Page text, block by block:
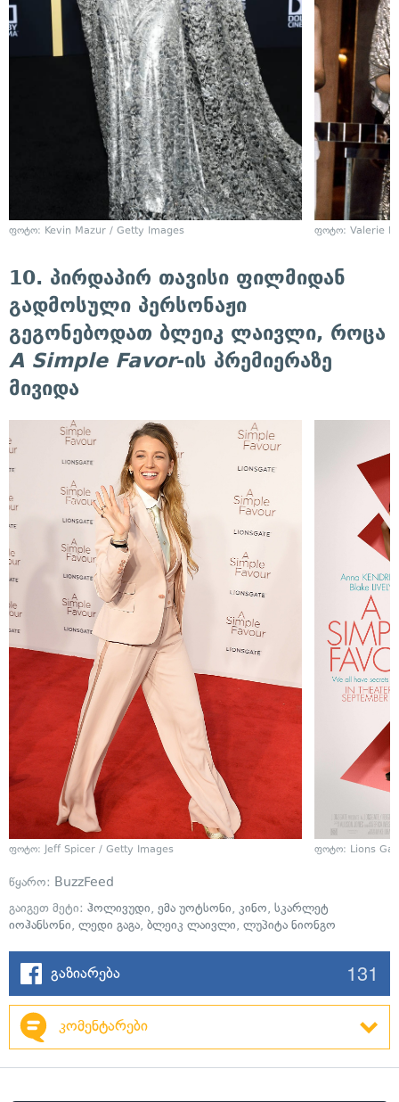
ფოტო: Kevin Mazur / Getty Images ფოტო: Valerie
10. პირდაპირ თავისი ფილმიდან
გადმოსული პერსონაჟი
გეგონებოდათ ბლეიკ ლაივლი, როცა
A Simple Favor-ის პრემიერაზე
მივიდა
ფოტო: Jeff Spicer / Getty Images ფოტო: Lions
წყარო: BuzzFeed
გაიგეთ მეტი: ჰოლივუდი, ემა უოტსონი, კინო, სკარლეტ
იოჰანსონი, ლედი გაგა, ბლეიკ ლაივლი, ლუპიტა ნიონგო
გაზიარება 131
კომენტარები